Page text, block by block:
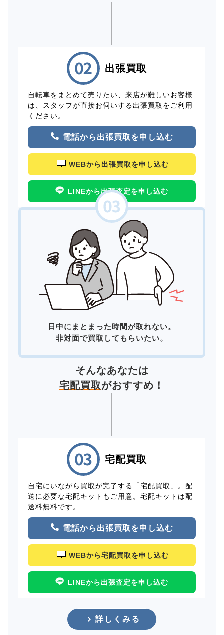
出張買取
自転車をまとめて売りたい、来店が難しいお客様
は、スタッフが直接お伺いする出張買取をご利用
ください。
電話から出張買取を申し込む
WEBから出張買取を申し込む
LINEから出張査定を申し込む
日中にまとまった時間が取れない。
非対面で買取してもらいたい。
そんなあなたは
宅配買取がおすすめ！
宅配買取
自宅にいながら買取が完了する「宅配買取」。配
送に必要な宅配キットもご用意。宅配キットは配
送料無料です。
電話から出張買取を申し込む
WEBから宅配買取を申し込む
LINEから出張査定を申し込む
詳しくみる